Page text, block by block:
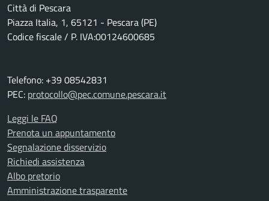
Città di Pescara
Piazza Italia, 1, 65121 - Pescara (PE)
Codice fiscale / P. IVA:00124600685
Telefono: +39 08542831
PEC: protocollo@pec.comune.pescara.it
Leggi le FAQ
Prenota un appuntamento
Segnalazione disservizio
Richiedi assistenza
Albo pretorio
Amministrazione trasparente